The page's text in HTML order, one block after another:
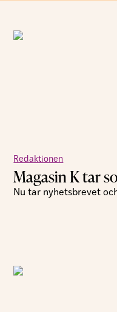
Redaktionen
Magasin K tar
Nu tar nyhetsbrevet